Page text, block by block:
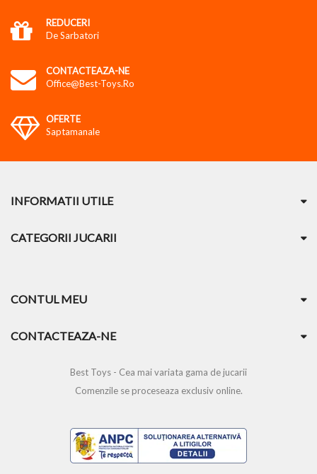
REDUCERI
De Sarbatori
CONTACTEAZA-NE
Office@best-Toys.ro
OFERTE
Saptamanale
INFORMATII UTILE
CATEGORII JUCARII
CONTUL MEU
CONTACTEAZA-NE
Best Toys - Cea mai variata gama de jucarii
Comenzile se proceseaza exclusiv online.